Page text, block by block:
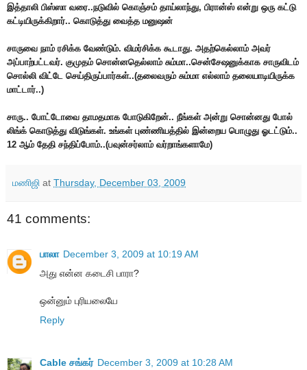
இத்தாலி பிஸ்ஸா வரை..நடுவில் கொஞ்சம் தாய்லாந்து, பிரான்ஸ் என்று ஒரு கட்டு
கட்டியிருக்கிறார்.. கொடுத்து வைத்த மனுஷன்
சாருவை நாம் ரசிக்க வேண்டும். விமர்சிக்க கூடாது. அதற்கெல்லாம் அவர்
அப்பாற்பட்டவர். குமுதம் சொன்னதெல்லாம் சும்மா..சென்சேஷனுக்காக சாருவிடம்
சொல்லி விட்டே செய்திருப்பார்கள்..(தலைவரும் சும்மா எல்லாம் தலையாடியிருக்க
மாட்டார்..)
சாரு.. போட்டோவை தாமதமாக போடுகிறேன்.. நீங்கள் அன்று சொன்னது போல்
லிங்க் கொடுத்து விடுங்கள். உங்கள் புண்ணியத்தில் இன்றைய பொழுது ஓடட்டும்..
12 ஆம் தேதி சந்திப்போம்..(பவுன்சர்லாம் வர்றாங்களாமே)
மணிஜி at Thursday, December 03, 2009
41 comments:
பாலா December 3, 2009 at 10:19 AM
அது என்ன கடைசி பாரா?
ஒன்னும் புரியலையே
Reply
Cable சங்கர் December 3, 2009 at 10:28 AM